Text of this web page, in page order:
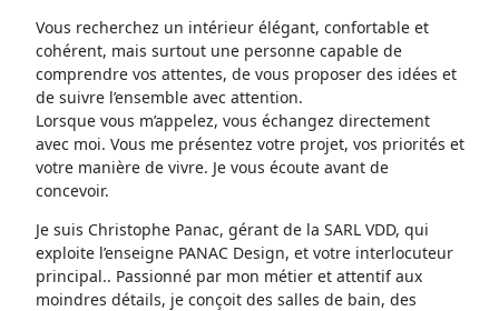
Vous recherchez un intérieur élégant, confortable et
cohérent, mais surtout une personne capable de
comprendre vos attentes, de vous proposer des idées et
de suivre l’ensemble avec attention.
Lorsque vous m’appelez, vous échangez directement
avec moi. Vous me présentez votre projet, vos priorités et
votre manière de vivre. Je vous écoute avant de
concevoir.
Je suis Christophe Panac, gérant de la SARL VDD, qui
exploite l’enseigne PANAC Design, et votre interlocuteur
principal.. Passionné par mon métier et attentif aux
moindres détails, je conçoit des salles de bain, des